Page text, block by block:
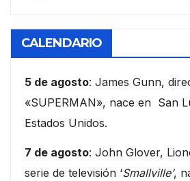
CALENDARIO
5 de agosto: James Gunn,
«SUPERMAN», nace en San
Estados Unidos.
7 de agosto: John Glover,
serie de televisión ‘Smallville’,